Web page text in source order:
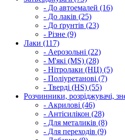
- До автоемалей (16)
- До лаків (25)
- До ґрунтів (23)
- Різне (9)
Лаки (117)
- Аерозольні (22)
- М'які (MS) (28)
- Нітролаки (НЦ) (5)
- Поліуретанові (7)
- Тверді (HS) (55)
Розчинники, розріджувачі,
- Акрилові (46)
- Антісилікон (28)
- Для металиків (8)
- Для переходів (9)